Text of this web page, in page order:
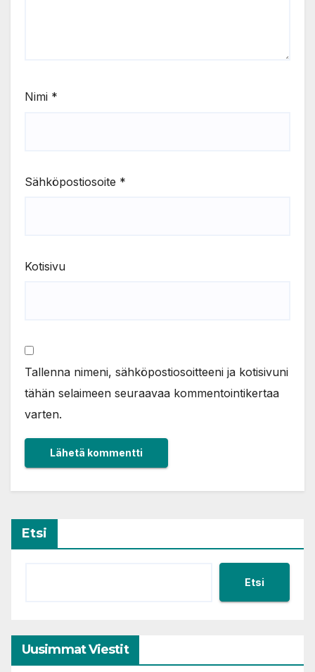
Nimi *
Sähköpostiosoite *
Kotisivu
Tallenna nimeni, sähköpostiosoitteeni ja kotisivuni
tähän selaimeen seuraavaa kommentointikertaa
varten.
Etsi
Etsi
Uusimmat Viestit